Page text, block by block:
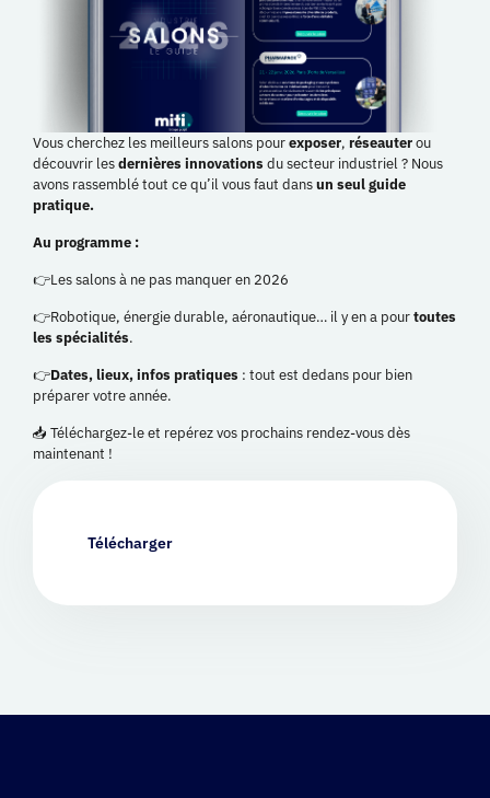
Vous cherchez les meilleurs salons pourexposer, réseauterou
découvrir lesdernières innovations du secteur industriel ? Nous
avons rassemblé tout ce qu’il vous faut dansun seul guide
pratique.
Au programme :
👉Les salons à ne pas manquer en 2026
👉Robotique, énergie durable, aéronautique… il y en a pourtoutes
les spécialités.
👉Dates, lieux, infos pratiques : tout est dedans pour bien
préparer votre année.
📥 Téléchargez-le et repérez vos prochains rendez-vous dès
maintenant !
Télécharger